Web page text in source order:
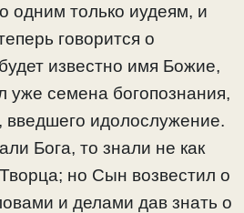
одним только иудеям, и
говорится о
известно имя Божие,
уже семена богопознания,
введшего идолослужение.
Бога, то знали не как
но Сын возвестил о
и делами дав знать о